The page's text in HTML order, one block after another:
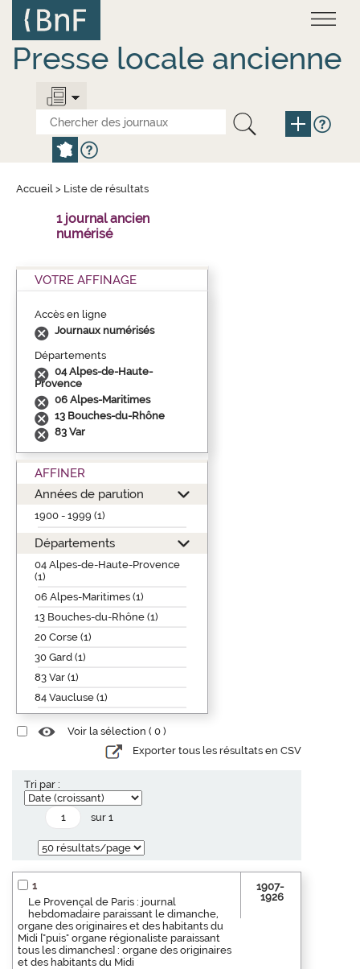
contenu
principal
Presse locale ancienne
Accueil > Liste de résultats
1 journal ancien
numérisé
VOTRE AFFINAGE
Accès en ligne
Journaux numérisés
Départements
04 Alpes-de-Haute-
Provence
06 Alpes-Maritimes
13 Bouches-du-Rhône
83 Var
AFFINER
Années de parution
1900 - 1999 (1)
Départements
04 Alpes-de-Haute-Provence
(1)
06 Alpes-Maritimes (1)
13 Bouches-du-Rhône (1)
20 Corse (1)
30 Gard (1)
83 Var (1)
84 Vaucluse (1)
Voir la sélection ( 0 )
Exporter tous les résultats en CSV
Tri par :
sur 1
1
Le Provençal de Paris : journal
hebdomadaire paraissant le dimanche,
organe des originaires et des habitants du
Midi ["puis" organe régionaliste paraissant
tous les dimanches] : organe des originaires
et des habitants du Midi
1907-
1926
Panneau de gestion des cookies